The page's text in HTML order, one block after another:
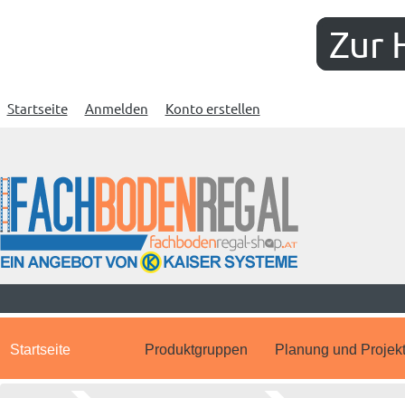
Zur
Startseite Anmelden Konto erstellen
Startseite Produktgruppen Planung und